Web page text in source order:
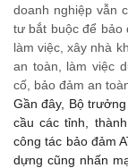
doanh nghiệp vẫn
tư bắt buộc để bảo
làm việc, xây nhà
an toàn, làm việc
cố, bảo đảm an
Gần đây, Bộ
cầu các tỉnh,
công tác bảo đảm
dựng cũng nhấn